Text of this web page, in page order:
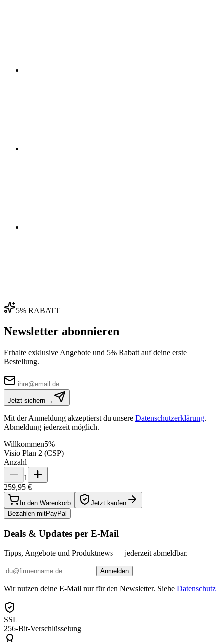
5% RABATT
Newsletter abonnieren
Erhalte exklusive Angebote und 5% Rabatt auf deine erste
Bestellung.
Jetzt sichern →
Mit der Anmeldung akzeptierst du unsere Datenschutzerklärung.
Abmeldung jederzeit möglich.
Willkommen5%
Visio Plan 2 (CSP)
Anzahl
1
259,95 €
In den Warenkorb
Jetzt kaufen
Bezahlen mitPayPal
Deals & Updates per E-Mail
Tipps, Angebote und Produktnews — jederzeit abmeldbar.
Anmelden
Wir nutzen deine E-Mail nur für den Newsletter. Siehe Datenschutz
SSL
256-Bit-Verschlüsselung